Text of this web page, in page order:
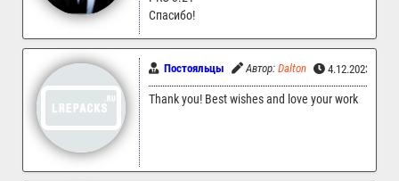
Спасибо!
Постояльцы Автор: Dalton 4.12.2023
Thank you! Best wishes and love your work